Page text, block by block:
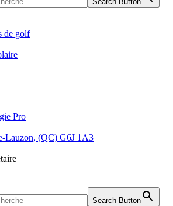
de golf
Lauzon, (QC) G6J 1A3
Search Button